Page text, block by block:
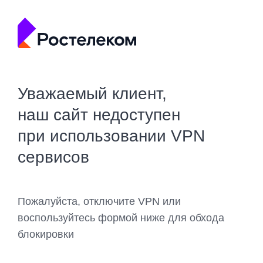
Уважаемый клиент,
наш сайт недоступен
при использовании VPN
сервисов
Пожалуйста, отключите VPN или
воспользуйтесь формой ниже для обхода
блокировки